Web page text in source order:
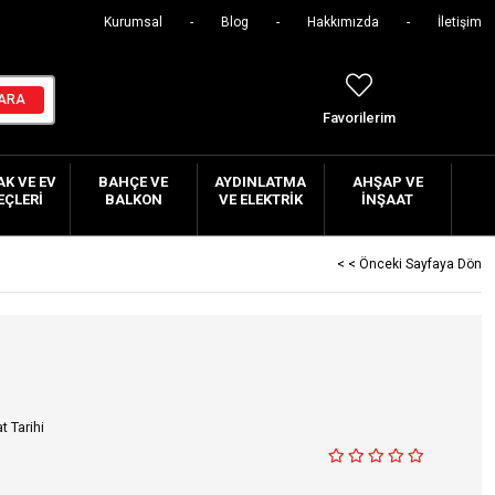
Kurumsal Blog Hakkımızda İletişim
Favorilerim
VE EV
BAHÇE VE
BALKON
AYDINLATMA
VE ELEKTRIK
AHŞAP VE
İNŞAAT
< < Önceki Sayfaya Dön
Tarihi